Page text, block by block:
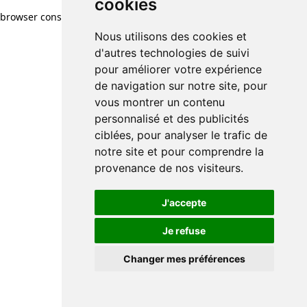
cookies
Nous utilisons des cookies et
d'autres technologies de suivi
pour améliorer votre expérience
de navigation sur notre site, pour
vous montrer un contenu
personnalisé et des publicités
ciblées, pour analyser le trafic de
notre site et pour comprendre la
provenance de nos visiteurs.
J'accepte
Je refuse
Changer mes préférences
browser console for more information)